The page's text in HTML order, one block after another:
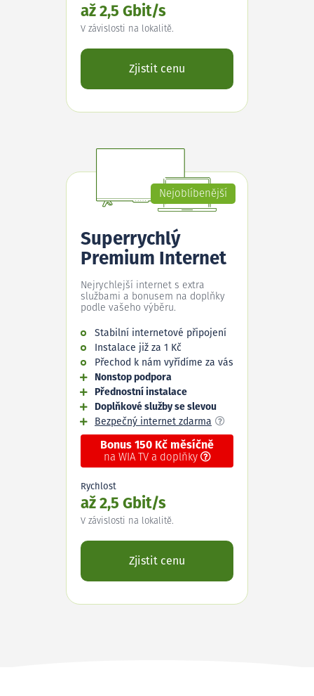
až 2,5 Gbit/s
V závislosti na lokalitě.
Zjistit cenu
Nejoblíbenější
Superrychlý
Premium Internet
Nejrychlejší internet s extra
službami a bonusem na doplňky
podle vašeho výběru.
Stabilní internetové připojení
Instalace již za 1 Kč
Přechod k nám vyřídíme za vás
Nonstop podpora
Přednostní instalace
Doplňkové služby se slevou
Bezpečný internet zdarma
Bonus 150 Kč měsíčně
na WIA TV a doplňky
Rychlost
až 2,5 Gbit/s
V závislosti na lokalitě.
Zjistit cenu